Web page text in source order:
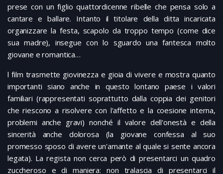
prese con un figlio quattordicenne ribelle che pensa solo a
cantare e ballare. Intanto il titolare della ditta incaricata
organizzare la festa, scapolo da troppo tempo (come dice
sua madre), insegue con lo sguardo una fantesca molto
giovane e romantica…
l film trasmette giovinezza e gioia di vivere e mostra quanto
importanti siano anche in questo lontano paese i valori
familiari (rappresentati soprattutto dalla coppia dei genitori
che riescono a risolvere con l'affetto e la coesione interna,
problemi anche gravi) nonché il valore dell'onestà e della
sincerità anche dolorosa (la giovane confessa al suo
promesso sposo di avere un'amante al quale si sente ancora
legata). La regista non cerca però di presentarci un quadro
zuccheroso e di maniera: non tralascia di presentarci il